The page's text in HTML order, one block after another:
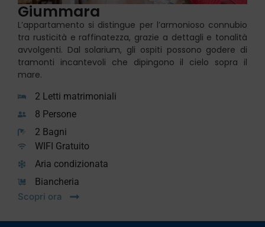
Giummara
L’appartamento si distingue per l’armonioso connubio
tra rusticità e raffinatezza, grazie a dettagli e tonalità
avvolgenti. Dal solarium, gli ospiti possono godere di
tramonti incantevoli che dipingono il cielo sopra il
mare.
2 Letti matrimoniali
8 Persone
2 Bagni
WIFI Gratuito
Aria condizionata
Biancheria
Scopri ora